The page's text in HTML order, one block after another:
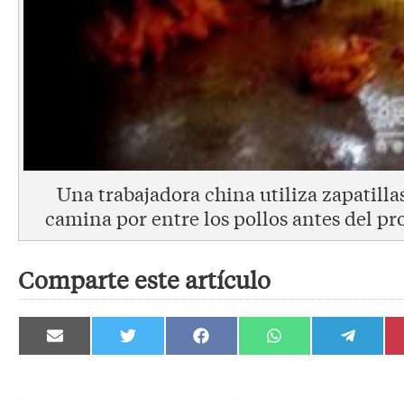
Una trabajadora china utiliza
camina por entre los pollos antes del
Comparte este artículo
Compartir
en
Compartir
en
Compartir
en
Compartir
en
Compartir
en